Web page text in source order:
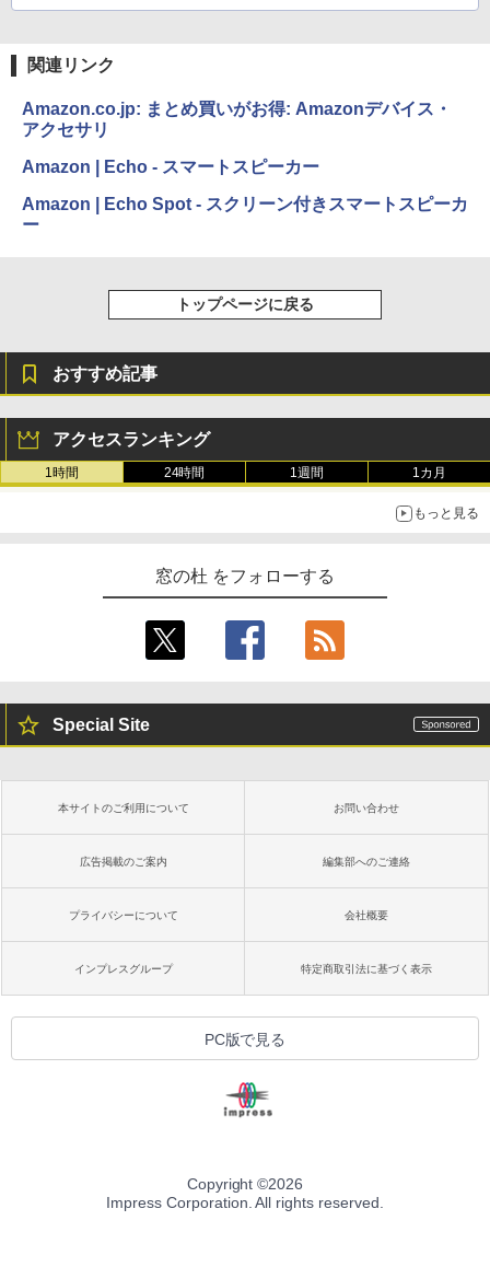
関連リンク
Amazon.co.jp: まとめ買いがお得: Amazonデバイス・
アクセサリ
Amazon | Echo - スマートスピーカー
Amazon | Echo Spot - スクリーン付きスマートスピーカ
ー
トップページに戻る
おすすめ記事
アクセスランキング
1時間 24時間 1週間 1カ月
もっと見る
窓の杜 をフォローする
Special Site
本サイトのご利用について お問い合わせ
広告掲載のご案内 編集部へのご連絡
プライバシーについて 会社概要
インプレスグループ 特定商取引法に基づく表示
PC版で見る
Copyright ©2026
Impress Corporation. All rights reserved.